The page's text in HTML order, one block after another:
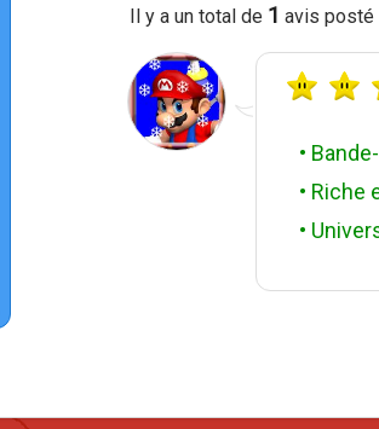
Il y a un total de 1 avis posté
•
• Riche
•